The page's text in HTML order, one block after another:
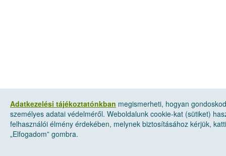
Adatkezelési tájékoztatónkban megismerheti, hogyan
személyes adatai védelméről. Weboldalunk cookie-kat (sütiket)
felhasználói élmény érdekében, melynek biztosításához kérjük,
„Elfogadom” gombra.